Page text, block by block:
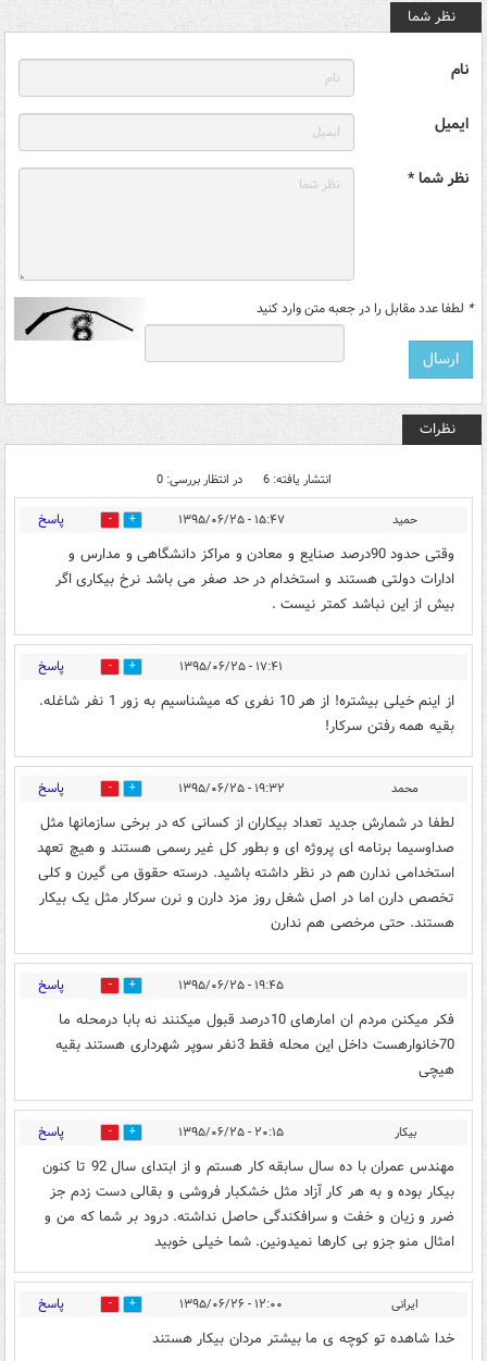
نظر شما
نام
ایمیل
نظر شما *
* لطفا عدد مقابل را در جعبه متن وارد کنید
نظرات
انتشار یافته: 6 در انتظار بررسی: 0
حمید ۱۵:۴۷ - ۱۳۹۵/۰۶/۲۵ 1 پاسخ
وقتی حدود 90درصد صنایع و معادن و مراکز دانشگاهی و مدارس و
ادارات دولتی هستند و استخدام در حد صفر می باشد نرخ بیکاری اگر
بیش از این نباشد کمتر نیست .
۱۷:۴۱ - ۱۳۹۵/۰۶/۲۵ 0 پاسخ
از اینم خیلی بیشتره! از هر 10 نفری که میشناسیم به زور 1 نفر شاغله.
بقیه همه رفتن سرکار!
محمد ۱۹:۳۲ - ۱۳۹۵/۰۶/۲۵ 0 پاسخ
لطفا در شمارش جدید تعداد بیکاران از کسانی که در برخی سازمانها مثل
صداوسیما برنامه ای پروژه ای و بطور کل غیر رسمی هستند و هیچ تعهد
استخدامی ندارن هم در نظر داشته باشید. درسته حقوق می گیرن و کلی
تخصص دارن اما در اصل شغل روز مزد دارن و نرن سرکار مثل یک بیکار
هستند. حتی مرخصی هم ندارن
۱۹:۴۵ - ۱۳۹۵/۰۶/۲۵ 0 پاسخ
فکر میکنن مردم ان امارهای 10درصد قبول میکنند نه بابا درمحله ما
70خانوارهست داخل این محله فقط 3نفر سوپر شهرداری هستند بقیه
هیچی
بیکار ۲۰:۱۵ - ۱۳۹۵/۰۶/۲۵ 0 پاسخ
مهندس عمران با ده سال سابقه کار هستم و از ابتدای سال 92 تا کنون
بیکار بوده و به هر کار آزاد مثل خشکبار فروشی و بقالی دست زدم جز
ضرر و زیان و خفت و سرافکندگی حاصل نداشته. درود بر شما که من و
امثال منو جزو بی کارها نمیدونین. شما خیلی خوبید
ایرانی ۱۲:۰۰ - ۱۳۹۵/۰۶/۲۶ 0 پاسخ
خدا شاهده تو کوچه ی ما بیشتر مردان بیکار هستند